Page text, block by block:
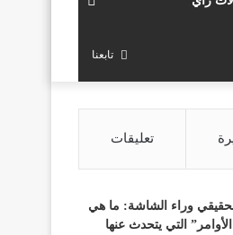
تابعنا
تعليقات
وراء الشاشة: ما هي
التي يتحدث عنها